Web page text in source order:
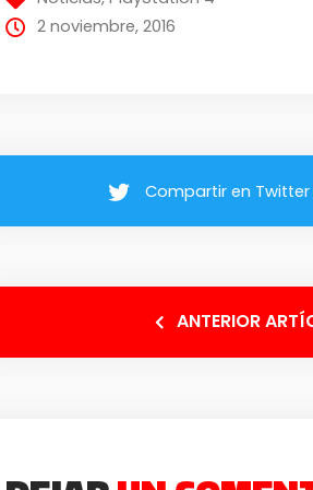
2 noviembre, 2016
Compartir en Twitter
ANTERIOR